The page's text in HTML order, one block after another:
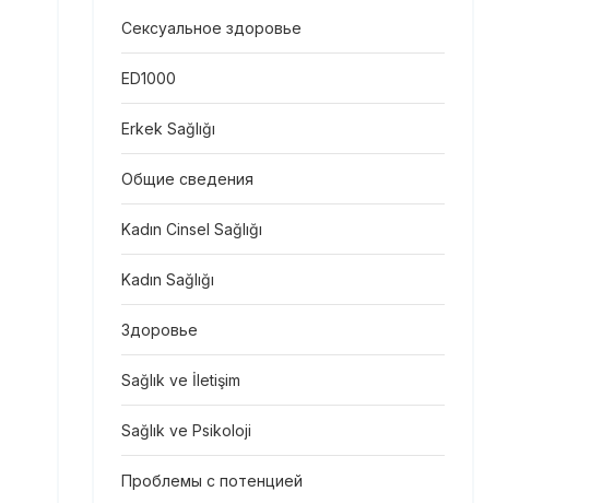
Сексуальное здоровье
ED1000
Erkek Sağlığı
Общие сведения
Kadın Cinsel Sağlığı
Kadın Sağlığı
Здоровье
Sağlık ve İletişim
Sağlık ve Psikoloji
Проблемы с потенцией